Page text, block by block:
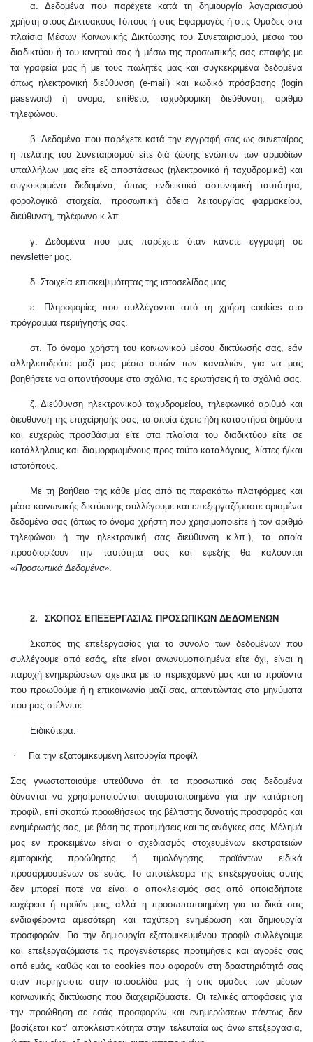
α. Δεδομένα που παρέχετε κατά τη δημιουργία λογαριασμού
χρήστη στους Δικτυακούς Τόπους ή στις Εφαρμογές ή στις Ομάδες στα
πλαίσια Μέσων Κοινωνικής Δικτύωσης του Συνεταιρισμού, μέσω του
διαδικτύου ή του κινητού σας ή μέσω της προσωπικής σας επαφής με
τα γραφεία μας ή με τους πωλητές μας και συγκεκριμένα δεδομένα
όπως ηλεκτρονική διεύθυνση (e-mail) και κωδικό πρόσβασης ( login
password) ή όνομα, επίθετο, ταχυδρομική διεύθυνση, αριθμό
τηλεφώνου.
β. Δεδομένα που παρέχετε κατά την εγγραφή σας ως συνεταίρος
ή πελάτης του Συνεταιρισμού είτε διά ζώσης ενώπιον των αρμοδίων
υπαλλήλων μας είτε εξ αποστάσεως (ηλεκτρονικά ή ταχυδρομικά) και
συγκεκριμένα δεδομένα, όπως ενδεικτικά αστυνομική ταυτότητα,
φορολογικά στοιχεία, προσωπική άδεια λειτουργίας φαρμακείου,
διεύθυνση, τηλέφωνο κ.λπ.
γ. Δεδομένα που μας παρέχετε όταν κάνετε εγγραφή σε
newsletter μας.
δ. Στοιχεία επισκεψιμότητας της ιστοσελίδας μας.
ε. Πληροφορίες που συλλέγονται από τη χρήση cookies στο
πρόγραμμα περιήγησής σας.
στ. Το όνομα χρήστη του κοινωνικού μέσου δικτύωσής σας, εάν
αλληλεπιδράτε μαζί μας μέσω αυτών των καναλιών, για να μας
βοηθήσετε να απαντήσουμε στα σχόλια, τις ερωτήσεις ή τα σχόλιά σας.
ζ. Διεύθυνση ηλεκτρονικού ταχυδρομείου, τηλεφωνικό αριθμό και
διεύθυνση της επιχείρησής σας, τα οποία έχετε ήδη καταστήσει δημόσια
και ευχερώς προσβάσιμα είτε στα πλαίσια του διαδικτύου είτε σε
κατάλληλους και διαμορφωμένους προς τούτο καταλόγους, λίστες ή/και
ιστοτόπους.
Με τη βοήθεια της κάθε μίας από τις παρακάτω πλατφόρμες και
μέσα κοινωνικής δικτύωσης συλλέγουμε και επεξεργαζόμαστε ορισμένα
δεδομένα σας (όπως το όνομα χρήστη που χρησιμοποιείτε ή τον αριθμό
τηλεφώνου ή την ηλεκτρονική σας διεύθυνση κ.λπ.), τα οποία
προσδιορίζουν την ταυτότητά σας και εφεξής θα καλούνται
«Προσωπικά Δεδομένα».
2. ΣΚΟΠΟΣ ΕΠΕΞΕΡΓΑΣΙΑΣ ΠΡΟΣΩΠΙΚΩΝ ΔΕΔΟΜΕΝΩΝ
Σκοπός της επεξεργασίας για το σύνολο των δεδομένων που
συλλέγουμε από εσάς, είτε είναι ανωνυμοποιημένα είτε όχι, είναι η
παροχή ενημερώσεων σχετικά με το περιεχόμενό μας και τα προϊόντα
που προωθούμε ή η επικοινωνία μαζί σας, απαντώντας στα μηνύματα
που μας στέλνετε.
Ειδικότερα:
· Για την εξατομικευμένη λειτουργία προφίλ
Σας γνωστοποιούμε υπεύθυνα ότι τα προσωπικά σας δεδομένα
δύνανται να χρησιμοποιούνται αυτοματοποιημένα για την κατάρτιση
προφίλ, επί σκοπώ προωθήσεως της βέλτιστης δυνατής προσφοράς και
ενημέρωσής σας, με βάση τις προτιμήσεις και τις ανάγκες σας. Μέλημά
μας εν προκειμένω είναι ο σχεδιασμός στοχευμένων εκστρατειών
εμπορικής προώθησης ή τιμολόγησης προϊόντων ειδικά
προσαρμοσμένων σε εσάς. Το αποτέλεσμα της επεξεργασίας αυτής
δεν μπορεί ποτέ να είναι ο αποκλεισμός σας από οποιαδήποτε
ευχέρεια ή προϊόν μας, αλλά η προσωποποιημένη για τα δικά σας
ενδιαφέροντα αμεσότερη και ταχύτερη ενημέρωση και δημιουργία
προσφορών. Για την δημιουργία εξατομικευμένου προφίλ συλλέγουμε
και επεξεργαζόμαστε τις προγενέστερες προτιμήσεις και αγορές σας
από εμάς, καθώς και τα cookies που αφορούν στη δραστηριότητά σας
όταν περιηγείστε στην ιστοσελίδα μας ή στις ομάδες των μέσων
κοινωνικής δικτύωσης που διαχειριζόμαστε. Οι τελικές αποφάσεις για
την προώθηση σε εσάς προσφορών και ενημερώσεων πάντως δεν
βασίζεται κατ’ αποκλειστικότητα στην τελευταία ως άνω επεξεργασία,